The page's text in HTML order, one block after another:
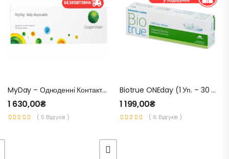
MyDay – Одноденні Контактні Лінзи Для Зору 30 Шт.
1 630,00₴
( 5 Відгуків )
Biotrue ONEday (1 Уп. – 30 Шт.) – Одноденні Контактні Лінзи Для Зору
1 199,00₴
( 6 Відгуків )